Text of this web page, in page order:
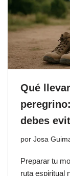
Qué
debes
por Josa
Preparar tu
ruta espiritual